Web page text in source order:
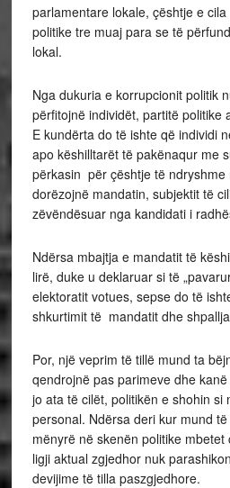
parlamentare lokale, çështje e
politike tre muaj para se të
lokal.
Nga dukuria e korrupcionit politik
përfitojnë individët, partitë politike
E kundërta do të ishte që individi
apo këshilltarët të pakënaqur me
përkasin për çështje të ndryshme
dorëzojnë mandatin, subjektit të
zëvëndësuar nga kandidati i
Ndërsa mbajtja e mandatit të
lirë, duke u deklaruar si të
elektoratit votues, sepse do të
shkurtimit të mandatit dhe
Por, një veprim të tillë mund ta
qendrojnë pas parimeve dhe
jo ata të cilët, politikën e shohin si
personal. Ndërsa deri kur mund
mënyrë në skenën politike
ligji aktual zgjedhor nuk
devijime të tilla paszgjedhore.